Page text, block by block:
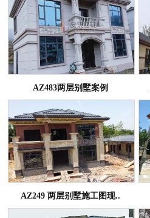
AZ483两层别墅案例
AZ249 两层别墅施工图现..